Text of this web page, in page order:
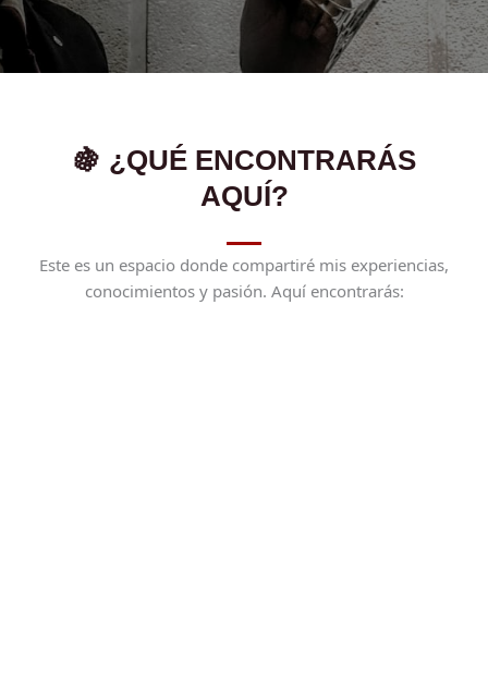
🍇 ¿QUÉ ENCONTRARÁS
AQUÍ?
Este es un espacio donde compartiré mis experiencias,
conocimientos y pasión. Aquí encontrarás: